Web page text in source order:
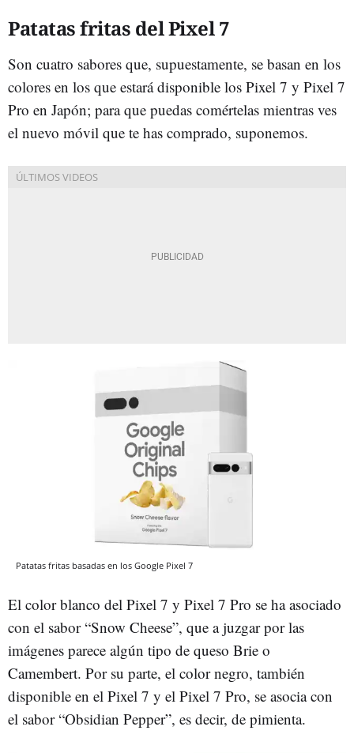
Patatas fritas del Pixel 7
Son cuatro sabores que, supuestamente, se basan en los
colores en los que estará disponible los Pixel 7 y Pixel 7
Pro en Japón; para que puedas comértelas mientras ves
el nuevo móvil que te has comprado, suponemos.
Patatas fritas basadas en los Google Pixel 7
El color blanco del Pixel 7 y Pixel 7 Pro se ha asociado
con el sabor “Snow Cheese”, que a juzgar por las
imágenes parece algún tipo de queso Brie o
Camembert. Por su parte, el color negro, también
disponible en el Pixel 7 y el Pixel 7 Pro, se asocia con
el sabor “Obsidian Pepper”, es decir, de pimienta.